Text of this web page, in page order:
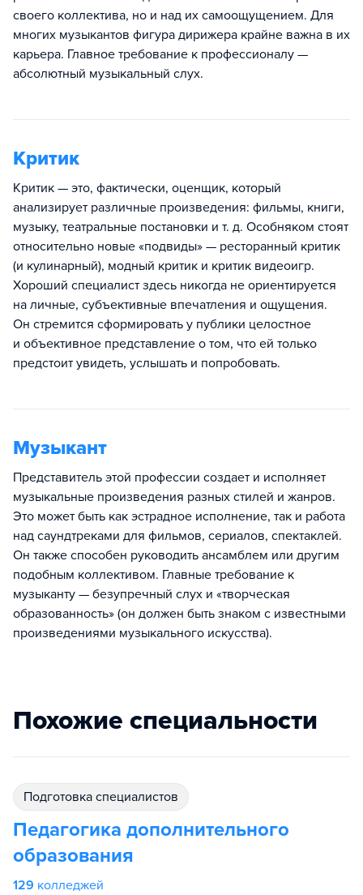
своего коллектива, но и над их самоощущением. Для
многих музыкантов фигура дирижера крайне важна в их
карьера. Главное требование к профессионалу —
абсолютный музыкальный слух.
Критик
Критик — это, фактически, оценщик, который
анализирует различные произведения: фильмы, книги,
музыку, театральные постановки и т. д. Особняком стоят
относительно новые «подвиды» — ресторанный критик
(и кулинарный), модный критик и критик видеоигр.
Хороший специалист здесь никогда не ориентируется
на личные, субъективные впечатления и ощущения.
Он стремится сформировать у публики целостное
и объективное представление о том, что ей только
предстоит увидеть, услышать и попробовать.
Музыкант
Представитель этой профессии создает и исполняет
музыкальные произведения разных стилей и жанров.
Это может быть как эстрадное исполнение, так и работа
над саундтреками для фильмов, сериалов, спектаклей.
Он также способен руководить ансамблем или другим
подобным коллективом. Главные требование к
музыканту — безупречный слух и «творческая
образованность» (он должен быть знаком с известными
произведениями музыкального искусства).
Похожие специальности
подготовка специалистов
Педагогика дополнительного
образования
129 колледжей